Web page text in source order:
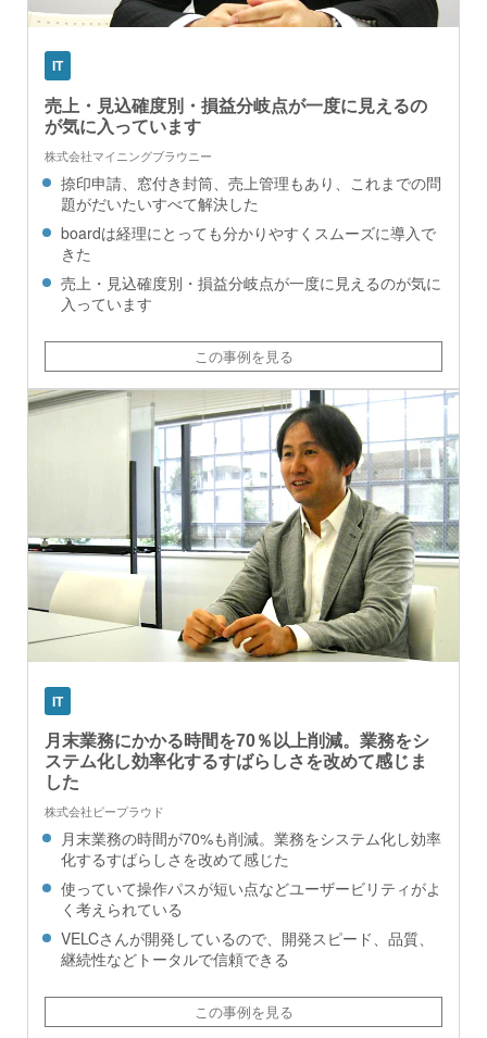
IT
売上・見込確度別・損益分岐点が一度に見えるの
が気に入っています
株式会社マイニングブラウニー
捺印申請、窓付き封筒、売上管理もあり、これまでの問
題がだいたいすべて解決した
boardは経理にとっても分かりやすくスムーズに導入で
きた
売上・見込確度別・損益分岐点が一度に見えるのが気に
入っています
この事例を見る
IT
月末業務にかかる時間を70％以上削減。業務をシ
ステム化し効率化するすばらしさを改めて感じま
した
株式会社ビープラウド
月末業務の時間が70%も削減。業務をシステム化し効率
化するすばらしさを改めて感じた
使っていて操作パスが短い点などユーザービリティがよ
く考えられている
VELCさんが開発しているので、開発スピード、品質、
継続性などトータルで信頼できる
この事例を見る